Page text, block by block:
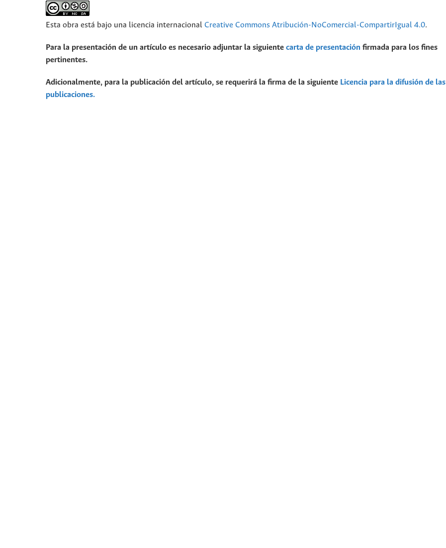
Esta obra está bajo una licencia internacional Creative Commons Atribución-NoComercial-CompartirIgual 4.0.
Para la presentación de un artículo es necesario adjuntar la siguiente carta de presentación firmada para los fines
pertinentes.
Adicionalmente, para la publicación del artículo, se requerirá la firma de la siguiente Licencia para la difusión de las
publicaciones.